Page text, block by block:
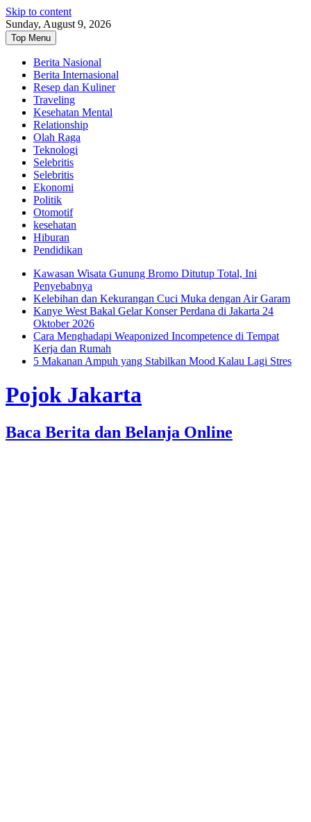
Skip to content
Sunday, August 9, 2026
Top Menu
Berita Nasional
Berita Internasional
Resep dan Kuliner
Traveling
Kesehatan Mental
Relationship
Olah Raga
Teknologi
Selebritis
Selebritis
Ekonomi
Politik
Otomotif
kesehatan
Hiburan
Pendidikan
Kawasan Wisata Gunung Bromo Ditutup Total, Ini
Penyebabnya
Kelebihan dan Kekurangan Cuci Muka dengan Air Garam
Kanye West Bakal Gelar Konser Perdana di Jakarta 24
Oktober 2026
Cara Menghadapi Weaponized Incompetence di Tempat
Kerja dan Rumah
5 Makanan Ampuh yang Stabilkan Mood Kalau Lagi Stres
Pojok Jakarta
Baca Berita dan Belanja Online